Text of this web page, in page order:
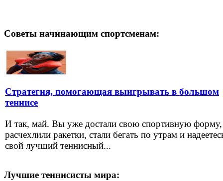
Советы начинающим спортсменам:
Стратегия, помогающая выигрывать в большом
теннисе
И так, май. Вы уже достали свою спортивную форму,
расчехлили ракетки, стали бегать по утрам и
свой лучший теннисный...
Лучшие теннисисты мира: